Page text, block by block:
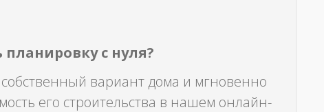
планировку с нуля?
вариант дома и мгновенно
его строительства в нашем онлайн-